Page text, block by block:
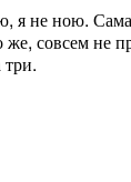
я не ною.
совсем не